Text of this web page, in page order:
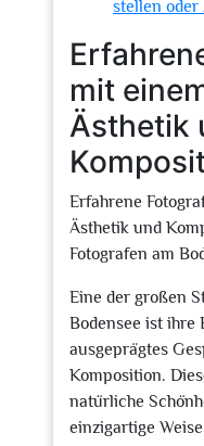
stellen oder
mit
Ästhetik
Erfahrene
Ästhetik und
Fotografen am
Eine der großen
Bodensee ist ihre
ausgeprägtes
Komposition.
natürliche
einzigartige